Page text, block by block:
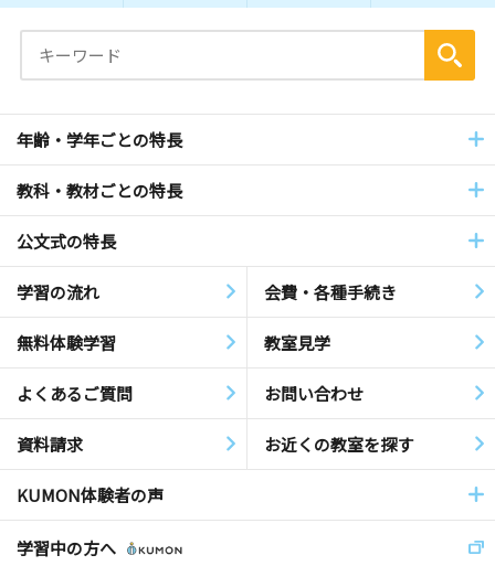
年齢・学年ごとの特長
教科・教材ごとの特長
公文式の特長
学習の流れ 会費・各種手続き
無料体験学習 教室見学
よくあるご質問 お問い合わせ
資料請求 お近くの教室を探す
KUMON体験者の声
学習中の方へ